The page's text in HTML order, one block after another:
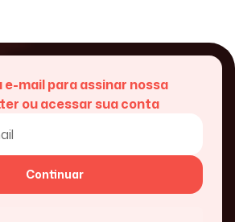
e-mail para assinar nossa
ou acessar sua conta
Continuar